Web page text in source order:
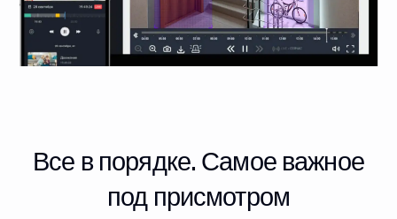
Все в порядке. Самое важное
под присмотром